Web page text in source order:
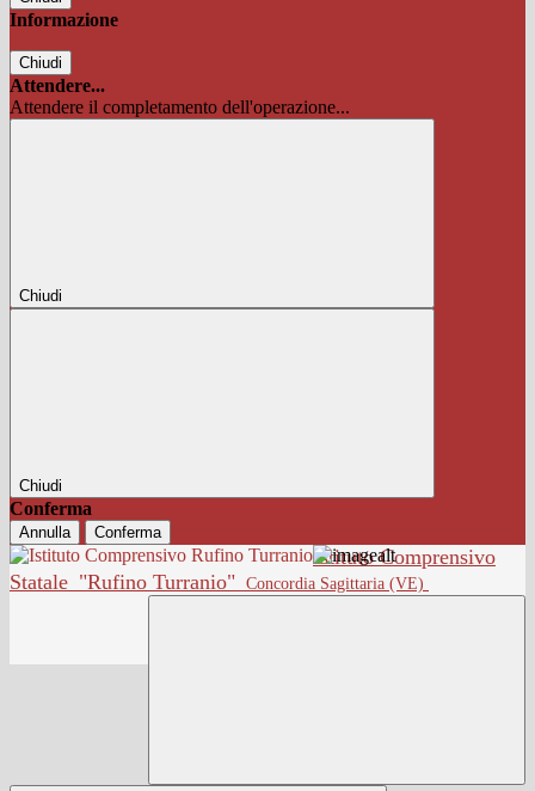
Informazione
Chiudi
Attendere...
Attendere il completamento dell'operazione...
Chiudi
Chiudi
Conferma
Annulla Conferma
Istituto Comprensivo
Statale "Rufino Turranio" Concordia Sagittaria (VE)